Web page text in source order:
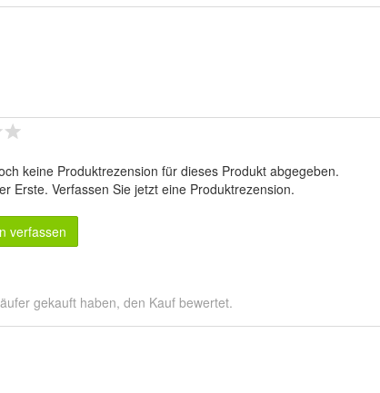
keine Produktrezension für dieses Produkt abgegeben.
Erste. Verfassen Sie jetzt eine Produktrezension.
verfassen
gekauft haben, den Kauf bewertet.